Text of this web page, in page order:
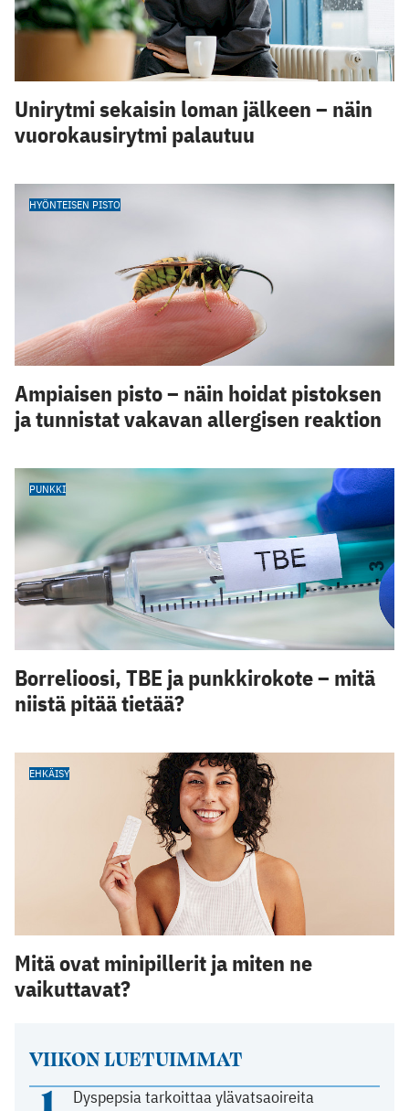
VIIKON LUETUIMMAT
Dyspepsia tarkoittaa ylävatsaoireita
Unirytmi sekaisin loman jälkeen – näin
vuorokausirytmi palautuu
HYÖNTEISEN PISTO
Ampiaisen pisto – näin hoidat pistoksen
ja tunnistat vakavan allergisen reaktion
PUNKKI
Borrelioosi, TBE ja punkkirokote – mitä
niistä pitää tietää?
EHKÄISY
Mitä ovat minipillerit ja miten ne
vaikuttavat?